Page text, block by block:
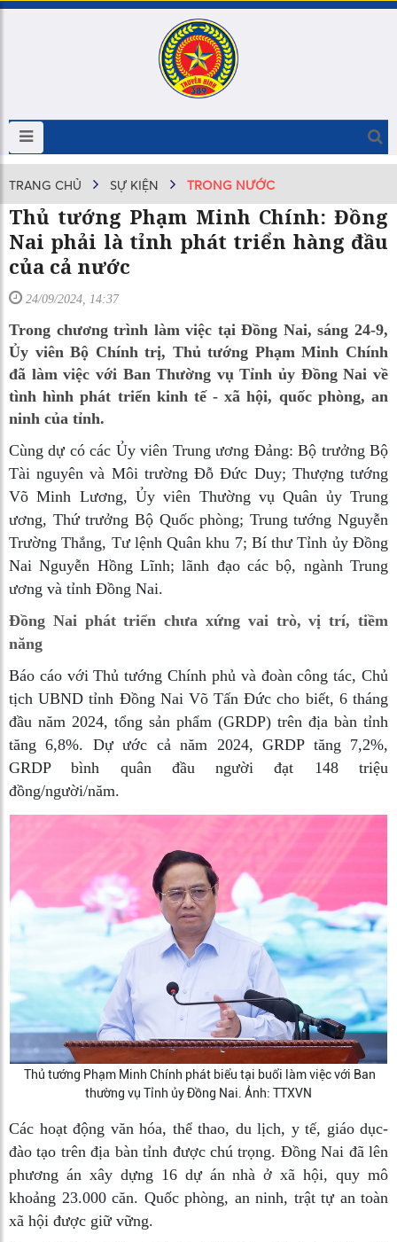
TRANG CHỦ SỰ KIỆN TRONG NƯỚC
Thủ tướng Phạm Minh Chính: Đồng
Nai phải là tỉnh phát triển hàng đầu
của cả nước
24/09/2024, 14:37
Trong chương trình làm việc tại Đồng Nai, sáng 24-9,
Ủy viên Bộ Chính trị, Thủ tướng Phạm Minh Chính
đã làm việc với Ban Thường vụ Tỉnh ủy Đồng Nai về
tình hình phát triển kinh tế - xã hội, quốc phòng, an
ninh của tỉnh.
Cùng dự có các Ủy viên Trung ương Đảng: Bộ trưởng Bộ
Tài nguyên và Môi trường Đỗ Đức Duy; Thượng tướng
Võ Minh Lương, Ủy viên Thường vụ Quân ủy Trung
ương, Thứ trưởng Bộ Quốc phòng; Trung tướng Nguyễn
Trường Thắng, Tư lệnh Quân khu 7; Bí thư Tỉnh ủy Đồng
Nai Nguyễn Hồng Lĩnh; lãnh đạo các bộ, ngành Trung
ương và tỉnh Đồng Nai.
Đồng Nai phát triển chưa xứng vai trò, vị trí, tiềm
năng
Báo cáo với Thủ tướng Chính phủ và đoàn công tác, Chủ
tịch UBND tỉnh Đồng Nai Võ Tấn Đức cho biết, 6 tháng
đầu năm 2024, tổng sản phẩm (GRDP) trên địa bàn tỉnh
tăng 6,8%. Dự ước cả năm 2024, GRDP tăng 7,2%,
GRDP bình quân đầu người đạt 148 triệu
đồng/người/năm.
Thủ tướng Phạm Minh Chính phát biểu tại buổi làm việc với Ban
thường vụ Tỉnh ủy Đồng Nai. Ảnh: TTXVN
Các hoạt động văn hóa, thể thao, du lịch, y tế, giáo dục-
đào tạo trên địa bàn tỉnh được chú trọng. Đồng Nai đã lên
phương án xây dựng 16 dự án nhà ở xã hội, quy mô
khoảng 23.000 căn. Quốc phòng, an ninh, trật tự an toàn
xã hội được giữ vững.